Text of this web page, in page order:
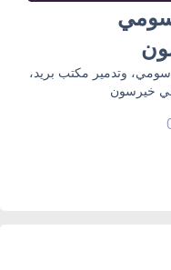
سومي
وتدمير مكتب بريد،
خيرسون